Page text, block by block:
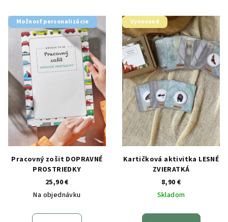
Možnosť personalizácie
Pracovný zošit DOPRAVNÉ
PROSTRIEDKY
25,90 €
Na objednávku
Vynovené
Kartičková aktivitka LESNÉ
ZVIERATKÁ
8,90 €
Skladom